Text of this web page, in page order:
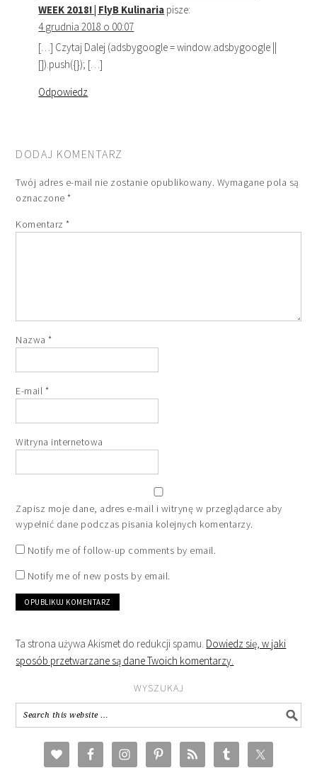
WEEK 2018! | FlyB Kulinaria pisze:
4 grudnia 2018 o 00:07
[…] Czytaj Dalej (adsbygoogle = window.adsbygoogle ||
[]).push({}); […]
Odpowiedz
DODAJ KOMENTARZ
Twój adres e-mail nie zostanie opublikowany. Wymagane pola są
oznaczone*
Komentarz*
Nazwa*
E-mail *
Witryna internetowa
Zapisz moje dane, adres e-mail i witrynę w przeglądarce aby
wypełnić dane podczas pisania kolejnych komentarzy.
Notify me of follow-up comments by email.
Notify me of new posts by email.
Ta strona używa Akismet do redukcji spamu. Dowiedz się, w jaki
sposób przetwarzane są dane Twoich komentarzy.
WYSZUKAJ